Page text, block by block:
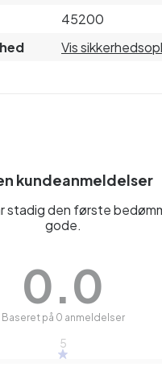
45200
Vis
kundeanmeldelser
stadig den første
gode.
0.0
Baseret på 0 anmeldelser
5